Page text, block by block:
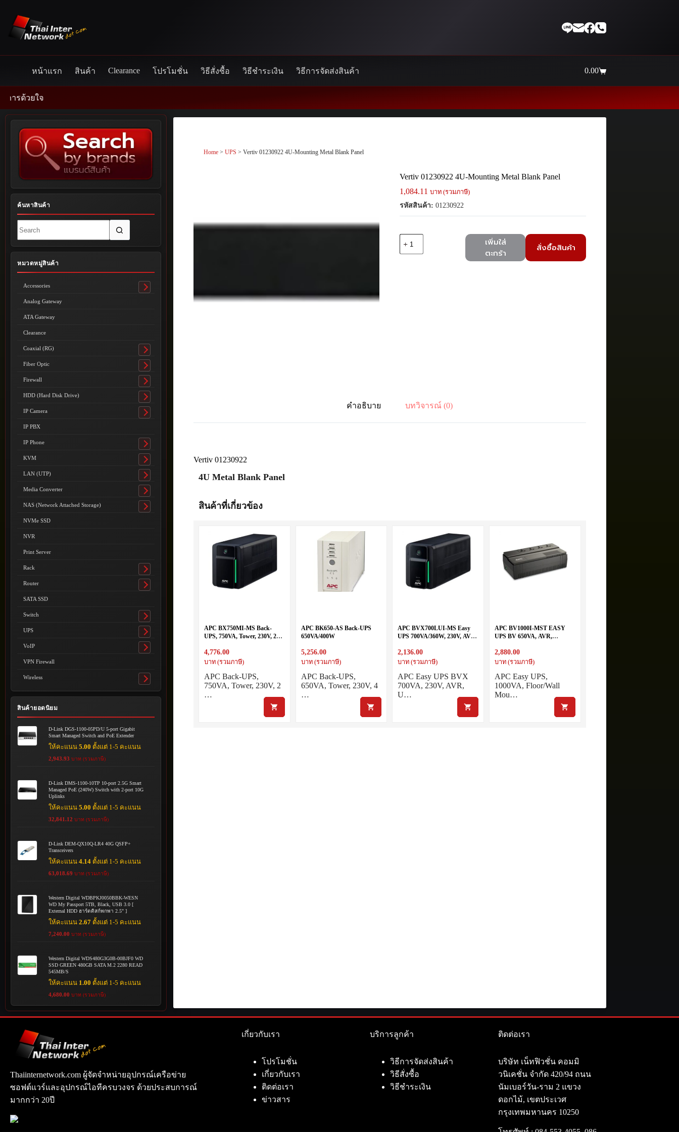
content
หน้าแรก สินค้า Clearance โปรโมชั่น วิธีสั่งซื้อ วิธีชำระเงิน วิธีการจัดส่งสินค้า
Shopping
0.00
ใจ
Home >UPS > Vertiv 01230922 4U-Mounting Metal Blank Panel
Vertiv 01230922 4U-Mounting Metal Blank Panel
1,084.11 บาท (รวมภาษี)
รหัสสินค้า: 01230922
เพิ่มใส่
ตะกร้า
สั่งซื้อสินค้า
คำอธิบาย บทวิจารณ์ (0)
Vertiv 01230922
4U Metal Blank Panel
สินค้าที่เกี่ยวข้อง
APC BX750MI-MS Back-
UPS, 750VA, Tower, 230V, 2
AVR
4,776.00
บาท (รวมภาษี)
APC Back-UPS,
750VA, Tower, 230V, 2
…
APC BK650-AS Back-UPS
650VA/400W
5,256.00
บาท (รวมภาษี)
APC Back-UPS,
650VA, Tower, 230V, 4
…
APC BVX700LUI-MS Easy
UPS 700VA/360W, 230V, AVR,
2,136.00
บาท (รวมภาษี)
APC Easy UPS BVX
700VA, 230V, AVR,
U…
APC BV1000I-MST EASY
UPS BV 650VA, AVR,
2,880.00
บาท (รวมภาษี)
APC Easy UPS,
1000VA, Floor/Wall
Mou…
ค้นหาสินค้า
results
หมวดหมู่สินค้า
Accessories
Toggle
Analog Gateway
ATA Gateway
Clearance
Coaxial (RG)
Toggle
submenu
Fiber Optic
Toggle
submenu
Firewall
Toggle
submenu
HDD (Hard Disk Drive)
Toggle
submenu
IP Camera
Toggle
IP PBX
IP Phone
Toggle
submenu
KVM
Toggle
submenu
LAN (UTP)
Toggle
submenu
Media Converter
Toggle
submenu
NAS (Network Attached Storage)
Toggle
NVMe SSD
NVR
Print Server
Rack
Toggle
submenu
Router
Toggle
SATA SSD
Switch
Toggle
submenu
UPS
Toggle
submenu
VoIP
Toggle
VPN Firewall
Wireless
Toggle
submenu
สินค้ายอดนิยม
D-Link DGS-1100-05PD/U 5-port Gigabit
Smart Managed Switch and PoE Extender
ให้คะแนน5.00 ตั้งแต่ 1-5 คะแนน
2,943.93 บาท (รวมภาษี)
D-Link DMS-1100-10TP 10-port 2.5G Smart
Managed PoE (240W) Switch with 2-port 10G
Uplinks
ให้คะแนน5.00 ตั้งแต่ 1-5 คะแนน
32,841.12 บาท (รวมภาษี)
D-Link DEM-QX10Q-LR4 40G QSFP+
Transceivers
ให้คะแนน4.14 ตั้งแต่ 1-5 คะแนน
63,018.69 บาท (รวมภาษี)
Western Digital WDBPKJ0050BBK-WESN
WD My Passport 5TB, Black, USB 3.0 [
External HDD ฮาร์ดดิสก์พกพา 2.5" ]
ให้คะแนน2.67 ตั้งแต่ 1-5 คะแนน
7,240.00 บาท (รวมภาษี)
Western Digital WDS480G3G0B-00BJF0 WD
SSD GREEN 480GB SATA M.2 2280 READ
545MB/S
ให้คะแนน 1.00 ตั้งแต่ 1-5 คะแนน
4,680.00 บาท (รวมภาษี)
Thaiinternetwork.com ผู้จัดจำหน่ายอุปกรณ์เครือข่าย
ซอฟต์แวร์และอุปกรณ์ไอทีครบวงจร ด้วยประสบการณ์
มากกว่า 20ปี
เกี่ยวกับเรา
โปรโมชั่น
เกี่ยวกับเรา
ติดต่อเรา
ข่าวสาร
บริการลูกค้า
วิธีการจัดส่งสินค้า
วิธีสั่งซื้อ
วิธีชำระเงิน
ติดต่อเรา
บริษัท เน็ทฟิวชั่น คอมมิ
วนิเคชั่น จำกัด 420/94 ถนน
นัมเบอร์วัน-ราม 2 แขวง
ดอกไม้, เขตประเวศ
กรุงเทพมหานคร 10250